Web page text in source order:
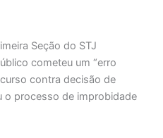
Seção do STJ
cometeu um “erro
contra decisão de
o processo de improbidade